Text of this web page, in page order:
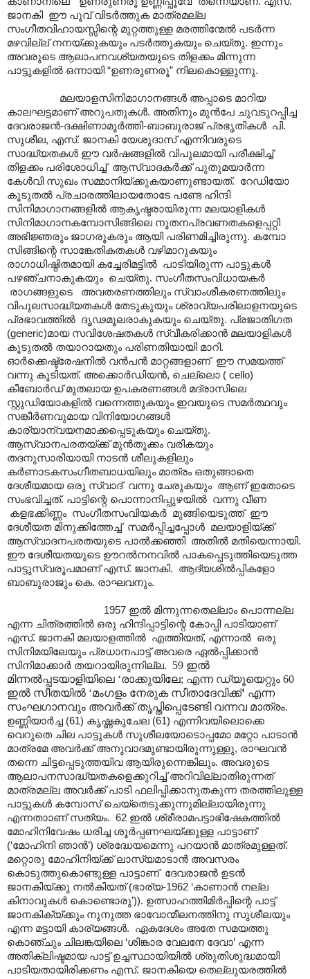
ജാനകി ഈ പൂവ് വിടർത്തുക മാത്രമല്ല
സംഗീതവിഹായസ്സിന്റെ മുറ്റത്തുള്ള മരത്തിന്മേൽ പടർന്ന
മഴവില്ല് നനയ്ക്കുകയും പടർത്തുകയും ചെയ്തു. ഇന്നും
അവരുടെ ആലാപനവശ്യതയുടെ തിളക്കം മിന്നുന്ന
പാട്ടുകളിൽ ഒന്നായി “ഉണരുണരൂ” നിലകൊള്ളുന്നു.
മലയാളസിനിമാഗാനങ്ങൾ അപ്പാടെ മാറിയ
കാലഘട്ടമാണ് അറുപതുകൾ. അതിനും മുൻപേ ചുവടുറപ്പിച്ച
ദേവരാജൻ-ദക്ഷിണാമൂർത്തി-ബാബുരാജ് പ്രഭൃതികൾ പി.
സുശീല, എസ്. ജാനകി യേശുദാസ് എന്നിവരുടെ
സാദ്ധ്യതകൾ ഈ വർഷങ്ങളിൽ വിപുലമായി പരീക്ഷിച്ച്
തിളക്കം പരിശോധിച്ച് ആസ്വാദകർക്ക് പുതുമയാർന്ന
കേൾവി സുഖം സമ്മാനിയ്ക്കുകയാണുണ്ടാ‍യത്. റേഡിയോ
കൂടുതൽ പ്രചാരത്തിലായതോടേ പണ്ടേ ഹിന്ദി
സിനിമാഗാനങ്ങളിൽ ആകൃഷ്ടരായിരുന്ന മലയാളികൾ
സിനിമാഗാനകമ്പോസിങ്ങിലെ നൂതനപ്രവണതകളെപ്പറ്റി
അഭിജ്ഞരും ജാഗരൂകരും ആയി പരിണമിച്ചിരുന്നു. കമ്പോ
സിങ്ങിന്റെ സാങ്കേതികതകൾ വഴിമാറുകയും
രാഗാധിഷ്ഠിതമായി കച്ചേരിമട്ടിൽ പാടിയിരുന്ന പാട്ടുകൾ
പഴഞ്ചനാകുകയും ചെയ്തു. സംഗീതസംവിധായകർ
രാഗങ്ങളുടെ അവതരണത്തിലും സ്വാംശീകരണത്തിലും
വിപുലസാദ്ധ്യതകൾ തേടുകുയും ശ്രാവ്യപരിലാളനയുടെ
പ്രഭാവത്തിൽ ദൃഢമൂലരാകുകയും ചെയ്തു. പ്രജാതിഗത
(generic)മായ സവിശേഷതകൾ സ്വീകരിക്കാൻ മലയാളികൾ
കൂടുതൽ തയാറായതും പരിണതിയായി മാറി.
ഓർക്കെഷ്ട്രേഷനിൽ വൻപൻ മാറ്റങ്ങളാണ് ഈ സമയത്ത്
വന്നു കൂടിയത്. അക്കൊർഡിയൻ, ചെല്ലൊ ( cello)
കീബോർഡ് മുതലായ ഉപകരണങ്ങൾ മദ്രാസിലെ
സ്റ്റുഡിയോകളിൽ വന്നെത്തുകയും ഇവയുടെ സമർത്ഥവും
സങ്കീർണവുമായ വിനിയോഗങ്ങൾ
കാര്യാന്വയനമാക്കപ്പെടുകയും ചെയ്തു.
ആസ്വാനപരതയ്ക്ക് മുൻതൂക്കം വരികയും
തദനുസാരിയായി നാടൻ ശീലുകളിലും
കർണാടകസംഗീതബാധയിലും മാത്രം ഒതുങ്ങാതെ
ദേശീയമായ ഒരു സ്വാദ് വന്നു ചേരുകയും ആണ് ഇതോടെ
സംഭവിച്ചത്. പാട്ടിന്റെ പൊന്നാനിപ്പുഴയിൽ വന്നു വീണ
കളഭക്കിണ്ണം സംഗീതസംവിയകർ മുങ്ങിയെടുത്ത് ഈ
ദേശീയത മിനുക്കിത്തേച്ച് സമർപ്പിച്ചപ്പോൾ മലയാളിയ്ക്ക്
ആസ്വാദനപരതയുടെ പാൽക്കഞ്ഞി അതിൽ മതിയെന്നായി.
ഈ ദേശീയതയുടെ ഊറൽനനവിൽ പാകപ്പെടുത്തിയെടുത്ത
പാട്ടുസ്വരൂപമാണ് എസ്. ജാനകി. ആദ്യശിൽ‌പ്പികളോ
ബാബുരാജും കെ. രാഘവനും.
1957 ഇൽ മിന്നുന്നതെല്ലാം പൊന്നല്ല
എന്ന ചിത്രത്തിൽ ഒരു ഹിന്ദിപ്പാട്ടിന്റെ കോപ്പി പാടിയാണ്
എസ്. ജാനകി മലയാളത്തിൽ എത്തിയത്, എന്നാൽ ഒരു
സിനിമയിലേയും പ്രധാനപാട്ട് അവരെ ഏൽ‌പ്പിക്കാൻ
സിനിമാക്കാർ തയറായിരുന്നില്ല. 59 ഇൽ
മിന്നൽ‌പ്പടയാളിയിലെ ‘രാക്കുയിലേ; എന്ന ഡ്യൂയെറ്റും 60
ഇൽ സീതയിൽ ‘മംഗളം നേരുക സീതാദേവിക്ക്‘ എന്ന
സംഘഗാനവും അവർക്ക് തൃപ്തിപ്പെടേണ്ടി വന്നവ മാത്രം.
ഉണ്ണിയാർച്ച (61) കൃഷ്ണകുചേല (61) എന്നിവയിലൊക്കെ
വെറുതെ ചില പാട്ടുകൾ സുശീലയോടൊപ്പമോ മറ്റോ പാടാൻ
മാത്രമേ അവർക്ക് അനുവാദമുണ്ടായിരുന്നുള്ളു, രാഘവൻ
തന്നെ ചിട്ടപ്പെടുത്തയിവ ആയിരുന്നെങ്കിലും. അവരുടെ
ആലാപനസാദ്ധ്യതകളെക്കുറിച്ച് അറിവില്ലാതിരുന്നത്
മാത്രമല്ല അവർക്ക് പാടി ഫലിപ്പിക്കാനുതകുന്ന തരത്തിലുള്ള
പാട്ടുകൾ കമ്പോസ് ചെയ്തെടുക്കുന്നുമില്ലായിരുന്നു
എന്നതാ‍ാണ് സത്യം. 62 ഇൽ ശ്രീരാമപട്ടാഭിഷേകത്തിൽ
മോഹിനിവേഷം ധരിച്ച ശൂർപ്പണഘയ്ക്കുള്ള പാട്ടാണ്
(‘മോഹിനി ഞാൻ’) ശ്രദ്ധേയമെന്നു പറയാൻ മാത്രമുള്ളത്.
മറ്റൊരു മോഹിനിയ്ക്ക് ലാസ്യമാടാൻ അവസരം
കൊടുത്തുകൊണ്ടുള്ള പാട്ടാണ് ദേവരാജൻ ഉടൻ
ജാനകിയ്ക്കു നൽകിയത് (ഭാര്യ-1962 ‘കാണാൻ നല്ല
കിനാവുകൾ കൊണ്ടൊരു’)). ഉത്സാഹത്തിമിർപ്പിന്റെ പാട്ട്
ജാനകിക്യ്ക്കും നുനുത്ത ഭാവോന്മീലനത്തിനു സുശീലയും
എന്ന മട്ടായി കാര്യങ്ങൾ. ഏകദേശം അതേ സമയത്തു
കൊഞ്ചും ചിലങ്കയിലെ ‘ശിങ്കാര വേലനേ ദേവാ’ എന്ന
അതിക്ലിഷ്ടമായ പാട്ട് ഉച്ചസ്ഥായിയിൽ ശ്രുതിശുദ്ധമായി
പാടിയതായിരിക്കണം എസ്. ജാനകിയെ തെല്ലുയരത്തിൽ